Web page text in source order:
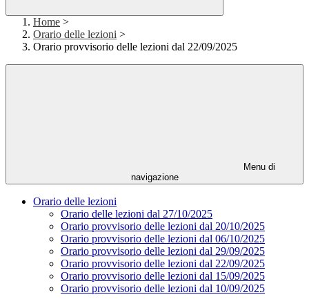
Home >
Orario delle lezioni >
Orario provvisorio delle lezioni dal 22/09/2025
Menu di
navigazione
Orario delle lezioni
Orario delle lezioni dal 27/10/2025
Orario provvisorio delle lezioni dal 20/10/2025
Orario provvisorio delle lezioni dal 06/10/2025
Orario provvisorio delle lezioni dal 29/09/2025
Orario provvisorio delle lezioni dal 22/09/2025
Orario provvisorio delle lezioni dal 15/09/2025
Orario provvisorio delle lezioni dal 10/09/2025